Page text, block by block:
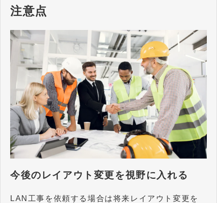
注意点
今後のレイアウト変更を視野に入れる
LAN工事を依頼する場合は将来レイアウト変更を